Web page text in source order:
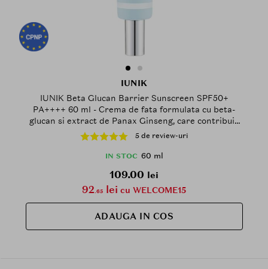
IUNIK
IUNIK Beta Glucan Barrier Sunscreen SPF50+
PA++++ 60 ml - Crema de fata formulata cu beta-
glucan si extract de Panax Ginseng, care contribuie
la protectia UV ridicata si la sustinerea barierei
cutanate
5 de review-uri
IN STOC 60 ml
109.00 lei
92.65 lei cu WELCOME15
ADAUGA IN COS